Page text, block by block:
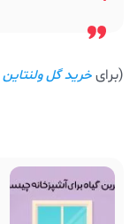
(برایخرید گل ولنتاین